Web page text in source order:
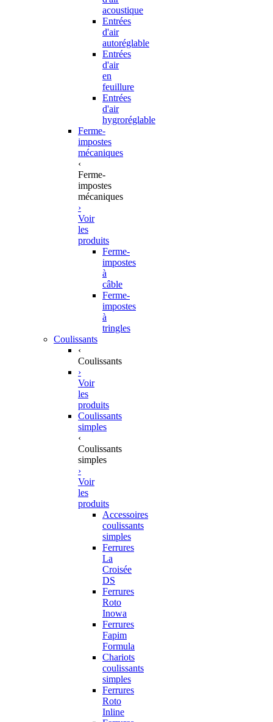
acoustique
Entrées
d'air
autoréglable
Entrées
d'air
en
feuillure
Entrées
d'air
hygroréglable
Ferme-
impostes
mécaniques
‹
Ferme-
impostes
mécaniques
›
Voir
les
produits
Ferme-
impostes
à
câble
Ferme-
impostes
à
tringles
Coulissants
‹
Coulissants
›
Voir
les
produits
Coulissants
simples
‹
Coulissants
simples
›
Voir
les
produits
Accessoires
coulissants
simples
Ferrures
La
Croisée
DS
Ferrures
Roto
Inowa
Ferrures
Fapim
Formula
Chariots
coulissants
simples
Ferrures
Roto
Inline